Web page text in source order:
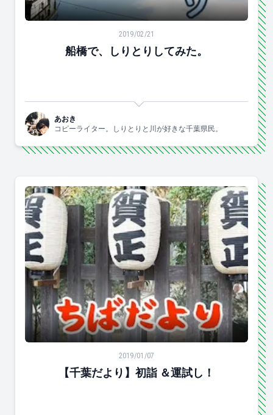
2019/02/21
船橋で、しりとりしてみた。
あおき
コピーライター。しりとりと川が好きな千葉県民。
2019/01/07
【千葉だより】初詣 ＆運試し！